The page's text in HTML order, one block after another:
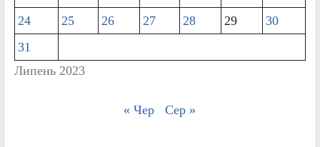
Липень 2023
24
25 26 27 28 29
30
31
« Чер Сер »